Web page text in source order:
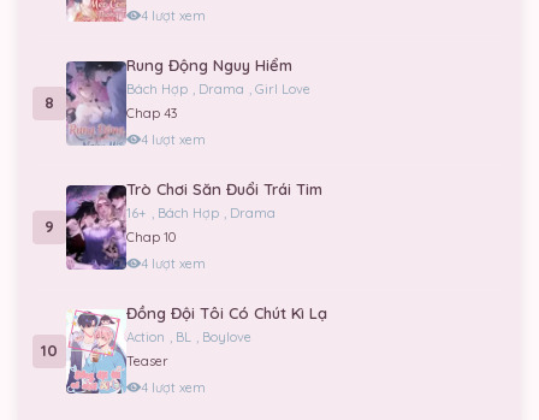
4 lượt xem
8
Rung Động Nguy Hiểm
Bách Hợp Drama
Girl Love
Chap 43
4 lượt xem
9
Trò Chơi Săn Đuổi Trái Tim
16+ Bách Hợp
Drama
Chap 10
4 lượt xem
10
Đồng Đội Tôi Có Chút Kì Lạ
Action BL
Boylove
Teaser
4 lượt xem